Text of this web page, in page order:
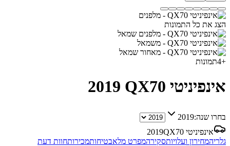
הצג את כל התמונות
+
4תמונות
אינפיניטי QX70 2019
בחרו שנה:2019
אינפיניטי QX70
2019
גלריהמחירון ועלויותסקירהמפרט מלאבטיחותמכירותחוות דעת